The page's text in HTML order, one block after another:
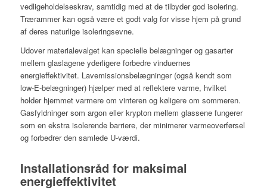
vedligeholdelseskrav, samtidig med at de tilbyder god isolering.
Trærammer kan også være et godt valg for visse hjem på grund
af deres naturlige isoleringsevne.
Udover materialevalget kan specielle belægninger og gasarter
mellem glaslagene yderligere forbedre vinduernes
energieffektivitet. Lavemissionsbelægninger (også kendt som
low-E-belægninger) hjælper med at reflektere varme, hvilket
holder hjemmet varmere om vinteren og køligere om sommeren.
Gasfyldninger som argon eller krypton mellem glassene fungerer
som en ekstra isolerende barriere, der minimerer varmeoverførsel
og forbedrer den samlede U-værdi.
Installationsråd for maksimal
energieffektivitet